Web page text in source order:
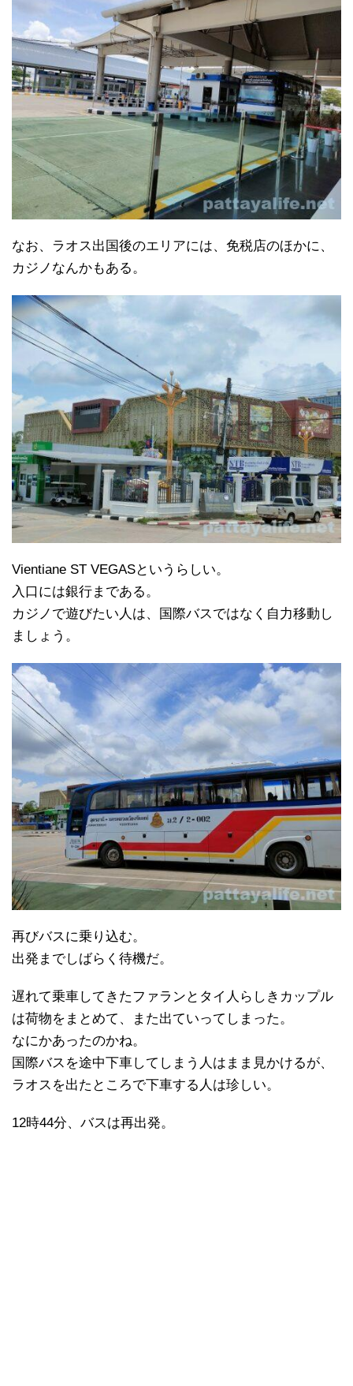
なお、ラオス出国後のエリアには、免税店のほかに、
カジノなんかもある。
Vientiane ST VEGASというらしい。
入口には銀行まである。
カジノで遊びたい人は、国際バスではなく自力移動し
ましょう。
再びバスに乗り込む。
出発までしばらく待機だ。
遅れて乗車してきたファランとタイ人らしきカップル
は荷物をまとめて、また出ていってしまった。
なにかあったのかね。
国際バスを途中下車してしまう人はまま見かけるが、
ラオスを出たところで下車する人は珍しい。
12時44分、バスは再出発。